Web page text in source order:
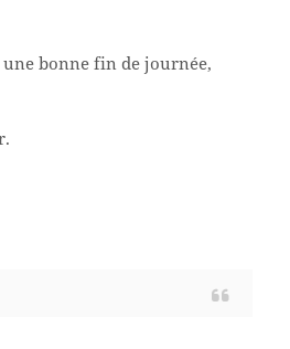
bonne fin de journée,